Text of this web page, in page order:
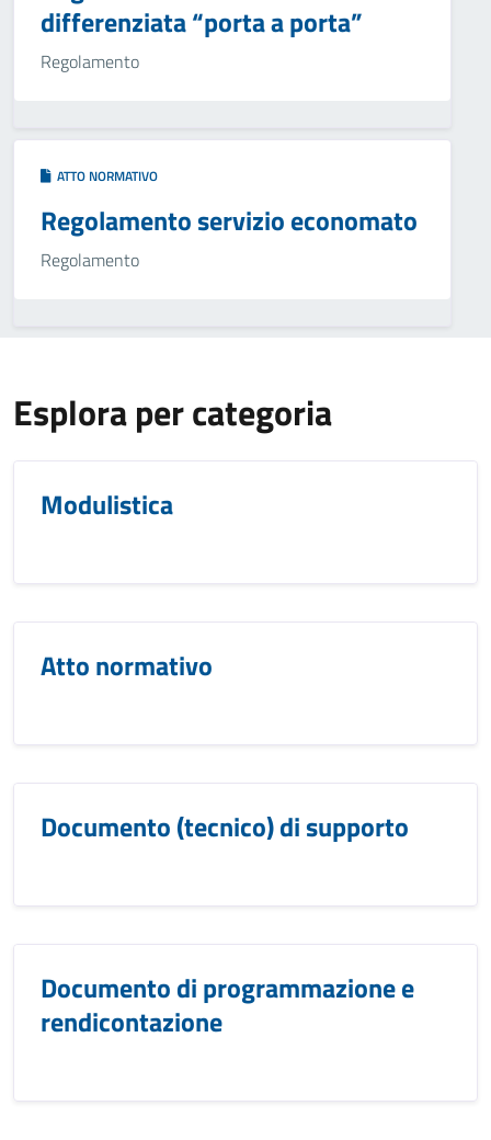
differenziata “porta a porta”
Regolamento
ATTO NORMATIVO
Regolamento servizio economato
Regolamento
Esplora per categoria
Modulistica
Atto normativo
Documento (tecnico) di supporto
Documento di programmazione e
rendicontazione